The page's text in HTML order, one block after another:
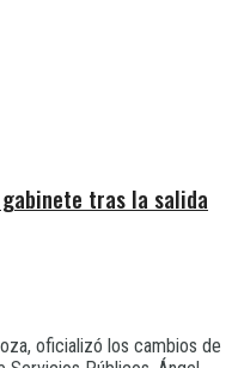
tras la salida
oficializó los cambios de